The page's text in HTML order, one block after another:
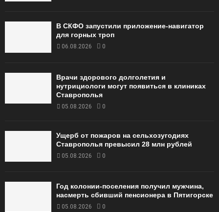
В СКФО запустили приложение-навигатор
для горных троп
06.08.2026 0
Врачи здорового долголетия и
нутрициологи могут появиться в клиниках
Ставрополья
05.08.2026 0
Ущерб от пожаров на сельхозугодиях
Ставрополья превысил 28 млн рублей
05.08.2026 0
Год колонии-поселения получил мужчина,
насмерть сбивший пенсионера в Пятигорске
05.08.2026 0